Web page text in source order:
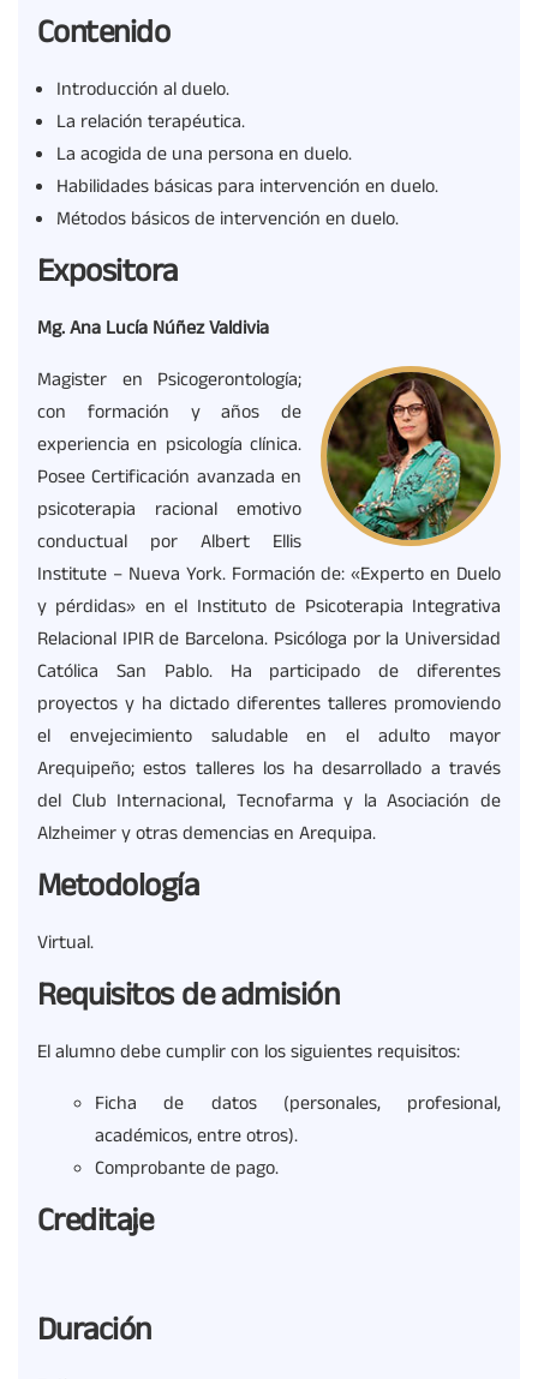
Contenido
Introducción al duelo.
La relación terapéutica.
La acogida de una persona en duelo.
Habilidades básicas para intervención en duelo.
Métodos básicos de intervención en duelo.
Expositora
Mg. Ana Lucía Núñez Valdivia
Magister en Psicogerontología;
con formación y años de
experiencia en psicología clínica.
Posee Certificación avanzada en
psicoterapia racional emotivo
conductual por Albert Ellis
Institute – Nueva York. Formación de: «Experto en Duelo
y pérdidas» en el Instituto de Psicoterapia Integrativa
Relacional IPIR de Barcelona. Psicóloga por la Universidad
Católica San Pablo. Ha participado de diferentes
proyectos y ha dictado diferentes talleres promoviendo
el envejecimiento saludable en el adulto mayor
Arequipeño; estos talleres los ha desarrollado a través
del Club Internacional, Tecnofarma y la Asociación de
Alzheimer y otras demencias en Arequipa.
Metodología
Virtual.
Requisitos de admisión
El alumno debe cumplir con los siguientes requisitos:
Ficha de datos (personales, profesional,
académicos, entre otros).
Comprobante de pago.
Creditaje
Duración